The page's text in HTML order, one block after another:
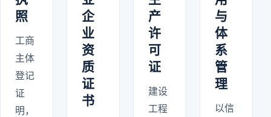
照
工商
主体
登记
证
明，
企
业
资
质
证
书
产
许
可
证
建设
工程
与
体
系
管
理
以信